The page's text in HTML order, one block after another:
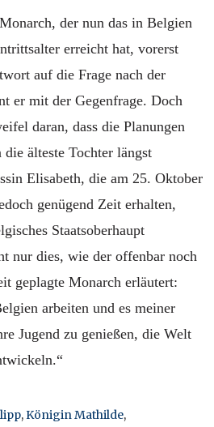
der nun das in Belgien
erreicht hat, vorerst
auf die Frage nach der
er mit der Gegenfrage. Doch
daran, dass die Planungen
älteste Tochter längst
Elisabeth, die am 25. Oktober
genügend Zeit erhalten,
Staatsoberhaupt
nur dies, wie der offenbar noch
geplagte Monarch erläutert:
arbeiten und es meiner
Jugend zu genießen, die Welt
,Königin Mathilde,